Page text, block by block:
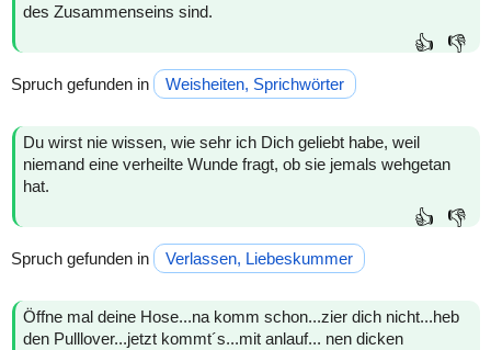
des Zusammenseins sind.
👍 👎
Spruch gefunden in Weisheiten, Sprichwörter
Du wirst nie wissen, wie sehr ich Dich geliebt habe, weil
niemand eine verheilte Wunde fragt, ob sie jemals wehgetan
hat.
👍 👎
Spruch gefunden in Verlassen, Liebeskummer
Öffne mal deine Hose...na komm schon...zier dich nicht...heb
den Pulllover...jetzt kommt´s...mit anlauf... nen dicken